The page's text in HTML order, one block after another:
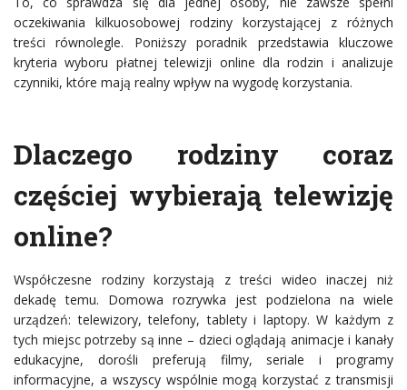
oczekiwania kilkuosobowej rodziny korzystającej z różnych
treści równolegle. Poniższy poradnik przedstawia kluczowe
kryteria wyboru płatnej telewizji online dla rodzin i analizuje
czynniki, które mają realny wpływ na wygodę korzystania.
Dlaczego rodziny coraz
częściej wybierają telewizję
online?
Współczesne rodziny korzystają z treści wideo inaczej niż
dekadę temu. Domowa rozrywka jest podzielona na wiele
urządzeń: telewizory, telefony, tablety i laptopy. W każdym z
tych miejsc potrzeby są inne – dzieci oglądają animacje i kanały
edukacyjne, dorośli preferują filmy, seriale i programy
informacyjne, a wszyscy wspólnie mogą korzystać z transmisji